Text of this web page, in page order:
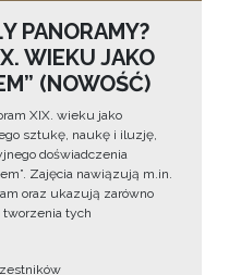
PANORAMY?
WIEKU JAKO
(NOWOŚĆ)
XIX. wieku jako
sztukę, naukę i iluzję,
doświadczenia
Zajęcia nawiązują m.in.
oraz ukazują zarówno
tych